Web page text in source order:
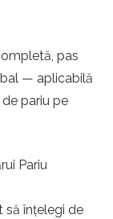
pas
— aplicabilă
pariu pe
Pariu
să înțelegi de